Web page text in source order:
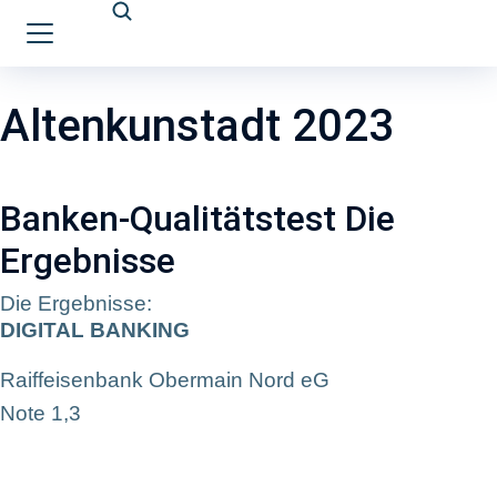
Altenkunstadt 2023
Banken-Qualitätstest Die
Ergebnisse
Die Ergebnisse:
DIGITAL BANKING
Raiffeisenbank Obermain Nord eG
Note 1,3